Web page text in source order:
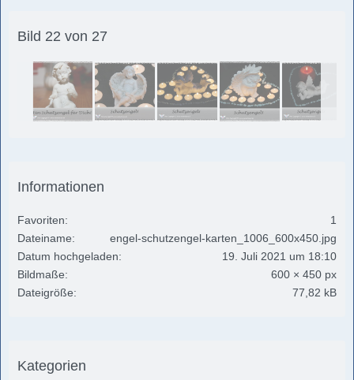
Bild 22 von 27
Informationen
Favoriten
1
Dateiname
engel-schutzengel-karten_1006_600x450.jpg
Datum hochgeladen
19. Juli 2021 um 18:10
Bildmaße
600 × 450 px
Dateigröße
77,82 kB
Kategorien